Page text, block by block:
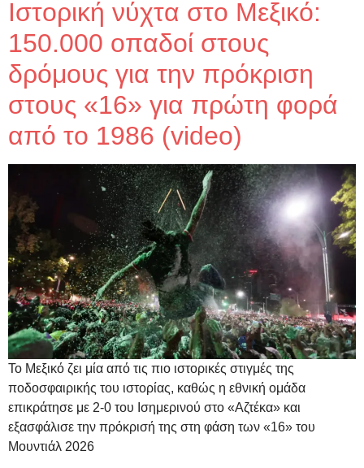
Ιστορική νύχτα στο Μεξικό:
150.000 οπαδοί στους
δρόμους για την πρόκριση
στους «16» για πρώτη φορά
από το 1986 (video)
Το Μεξικό ζει μία από τις πιο ιστορικές στιγμές της
ποδοσφαιρικής του ιστορίας, καθώς η εθνική ομάδα
επικράτησε με 2-0 του Ισημερινού στο «Αζτέκα» και
εξασφάλισε την πρόκρισή της στη φάση των «16» του
Μουντιάλ 2026